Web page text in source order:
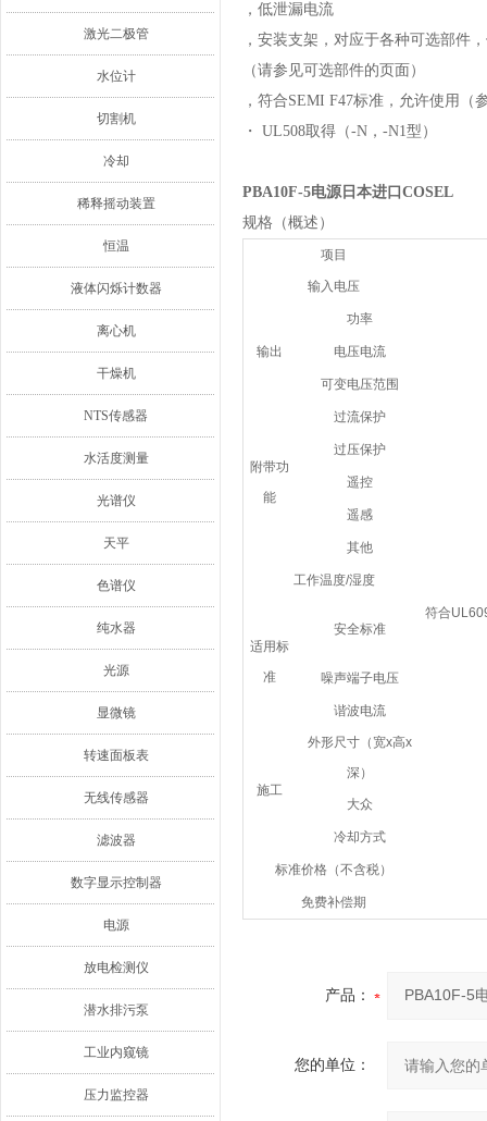
激光二极管
水位计
切割机
冷却
稀释摇动装置
恒温
液体闪烁计数器
离心机
干燥机
NTS传感器
水活度测量
光谱仪
天平
色谱仪
纯水器
光源
显微镜
转速面板表
无线传感器
滤波器
数字显示控制器
电源
放电检测仪
潜水排污泵
工业内窥镜
压力监控器
，低泄漏电流
，安装支架，对应于各种可选部件
（请参见可选部件的页面）
，符合SEMI F47标准，允许使用（
・ UL508取得（-N，-N1型）
PBA10F-5电源日本进口COSEL
规格（概述）
项目
输入电压
输出
功率
电压电流
可变电压范围
附带功
能
过流保护
过压保护
遥控
遥感
其他
工作温度/湿度
适用标
准
安全标准
符合
噪声端子电压
谐波电流
施工
外形尺寸（宽x高x
深）
大众
冷却方式
标准价格（不含税）
免费补偿期
产品：
您的单位：